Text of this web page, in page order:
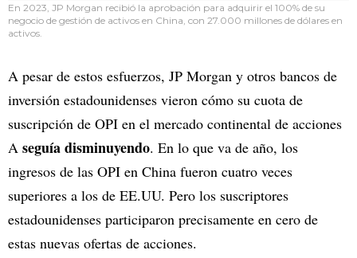
En 2023, JP Morgan recibió la aprobación para adquirir el 100% de su
negocio de gestión de activos en China, con 27.000 millones de dólares en
activos.
A pesar de estos esfuerzos, JP Morgan y otros bancos de
inversión estadounidenses vieron cómo su cuota de
suscripción de OPI en el mercado continental de acciones
A seguía disminuyendo. En lo que va de año, los
ingresos de las OPI en China fueron cuatro veces
superiores a los de EE.UU. Pero los suscriptores
estadounidenses participaron precisamente en cero de
estas nuevas ofertas de acciones.